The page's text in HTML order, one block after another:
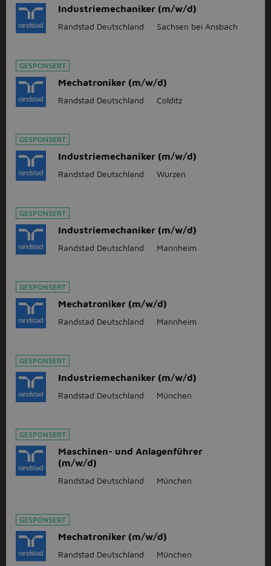
Industriemechaniker (m/w/d)
Randstad Deutschland Sachsen bei Ansbach
GESPONSERT
Mechatroniker (m/w/d)
Randstad Deutschland Colditz
GESPONSERT
Industriemechaniker (m/w/d)
Randstad Deutschland Wurzen
GESPONSERT
Industriemechaniker (m/w/d)
Randstad Deutschland Mannheim
GESPONSERT
Mechatroniker (m/w/d)
Randstad Deutschland Mannheim
GESPONSERT
Industriemechaniker (m/w/d)
Randstad Deutschland München
GESPONSERT
Maschinen- und Anlagenführer
(m/w/d)
Randstad Deutschland München
GESPONSERT
Mechatroniker (m/w/d)
Randstad Deutschland München